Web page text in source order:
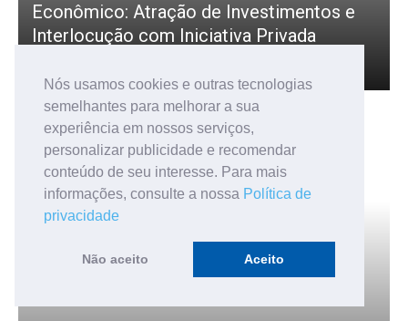
Nós usamos cookies e outras tecnologias
semelhantes para melhorar a sua
experiência em nossos serviços,
personalizar publicidade e recomendar
conteúdo de seu interesse. Para mais
informações, consulte a nossa Política de
privacidade
Não aceito Aceito
Econômico: Atração de Investimentos e
Interlocução com Iniciativa Privada